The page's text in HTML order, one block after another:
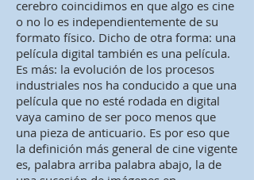
cerebro coincidimos en que algo es cine
o no lo es independientemente de su
formato físico. Dicho de otra forma: una
película digital también es una película.
Es más: la evolución de los procesos
industriales nos ha conducido a que una
película que no esté rodada en digital
vaya camino de ser poco menos que
una pieza de anticuario. Es por eso que
la definición más general de cine vigente
es, palabra arriba palabra abajo, la de